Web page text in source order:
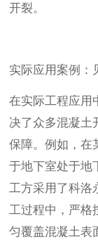
开裂。
实际应用案例：
在实际工程应用
决了众多混凝土
保障。例如，在
于地下室处于地
工方采用了科洛
工过程中，严格
匀覆盖混凝土表